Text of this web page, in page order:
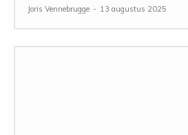
Joris Vennebrugge - 13 augustus 2025